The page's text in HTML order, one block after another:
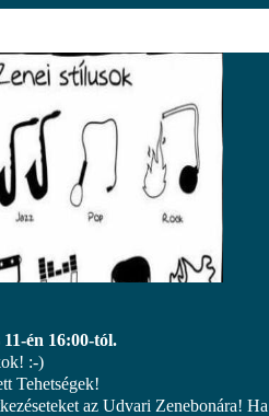
én 16:00-tól.
:-)
Tehetségek!
az Udvari Zenebonára! Ha